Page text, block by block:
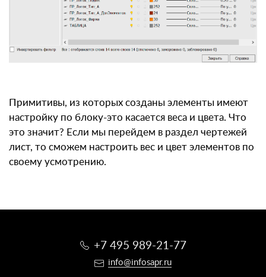
Примитивы, из которых созданы элементы имеют
настройку по блоку-это касается веса и цвета. Что
это значит? Если мы перейдем в раздел чертежей
лист, то сможем настроить вес и цвет элементов по
своему усмотрению.
+7 495 989-21-77
info@infosapr.ru